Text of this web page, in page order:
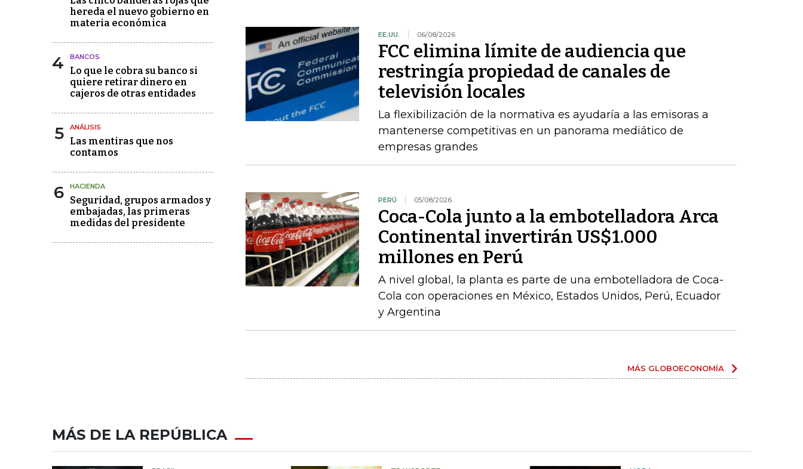
hereda el nuevo gobierno en
materia económica
4 BANCOS
Lo que le cobra su banco si
quiere retirar dinero en
cajeros de otras entidades
5 ANÁLISIS
Las mentiras que nos
contamos
6 HACIENDA
Seguridad, grupos armados y
embajadas, las primeras
medidas del presidente
EE.UU. 06/08/2026
FCC elimina límite de audiencia que
restringía propiedad de canales de
televisión locales
La flexibilización de la normativa es ayudaría a las emisoras a
mantenerse competitivas en un panorama mediático de
empresas grandes
PERÚ 05/08/2026
Coca-Cola junto a la embotelladora Arca
Continental invertirán US$1.000
millones en Perú
A nivel global, la planta es parte de una embotelladora de Coca-
Cola con operaciones en México, Estados Unidos, Perú, Ecuador
y Argentina
MÁS GLOBOECONOMÍA
MÁS DE LA REPÚBLICA